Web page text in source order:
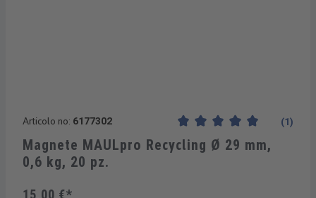
Articolo no: 6177302
Valutazione media di 5 su 5
(1)
Magnete MAULpro Recycling Ø 29 mm,
0,6 kg, 20 pz.
15,00 €*